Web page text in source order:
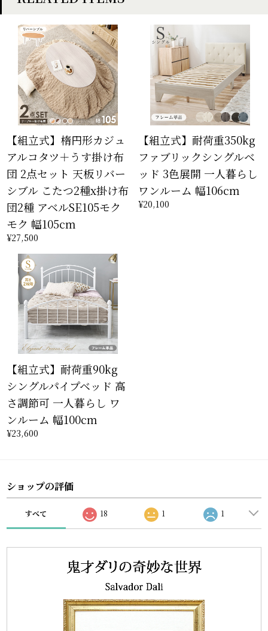
【組立式】楕円形カジュ
アルコタツ＋うす掛け布
団 2点セット 天板リバー
シブル こたつ2種x掛け布
団2種 アベルSE105モク
モク 幅105cm
¥27,500
【組立式】耐荷重350kg
ファブリックシングルベ
ッド 3色展開 一人暮らし
ワンルーム 幅106cm
¥20,100
【組立式】耐荷重90kg
シングルパイプベッド 高
さ調節可 一人暮らし ワ
ンルーム 幅100cm
¥23,600
ショップの評価
すべて 18 1 1